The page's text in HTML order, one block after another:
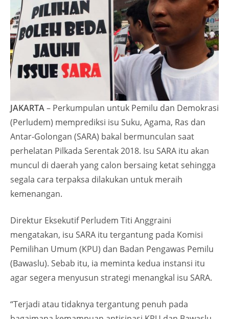
JAKARTA– Perkumpulan untuk Pemilu dan Demokrasi
(Perludem) memprediksi isu Suku, Agama, Ras dan
Antar-Golongan (SARA) bakal bermunculan saat
perhelatan Pilkada Serentak 2018. Isu SARA itu akan
muncul di daerah yang calon bersaing ketat sehingga
segala cara terpaksa dilakukan untuk meraih
kemenangan.
Direktur Eksekutif Perludem Titi Anggraini
mengatakan, isu SARA itu tergantung pada Komisi
Pemilihan Umum (KPU) dan Badan Pengawas Pemilu
(Bawaslu). Sebab itu, ia meminta kedua instansi itu
agar segera menyusun strategi menangkal isu SARA.
“Terjadi atau tidaknya tergantung penuh pada